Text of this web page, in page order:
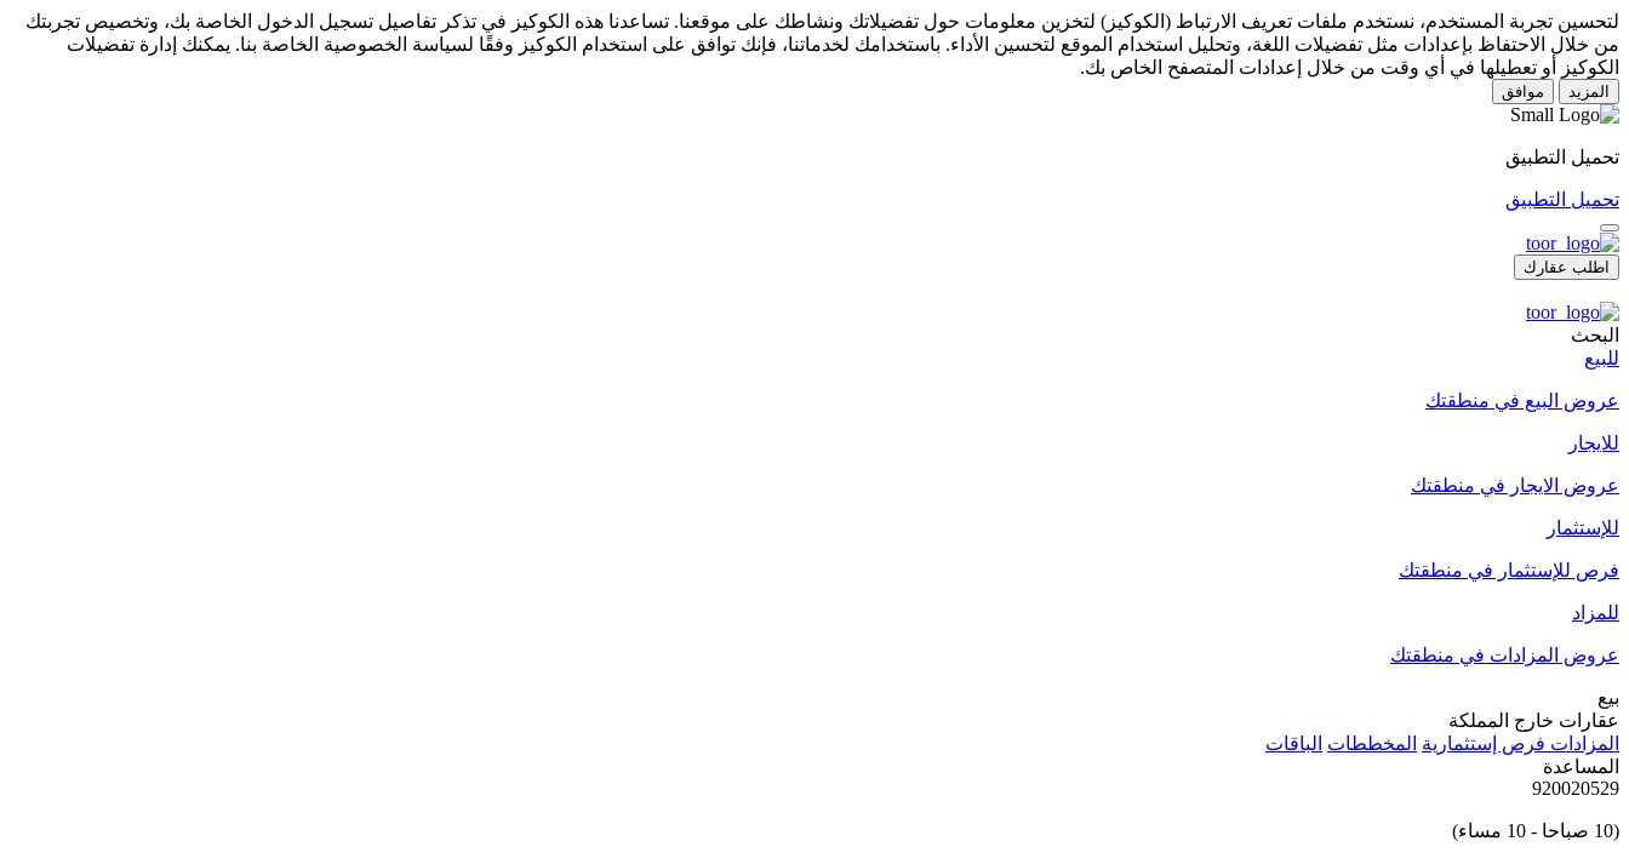
لتحسين تجربة المستخدم، نستخدم ملفات تعريف الارتباط (الكوكيز) لتخزين معلومات حول تفضيلاتك ونشاطك على موقعنا. تساعدنا هذه الكوكيز في تذكر تفاصيل تسجيل الدخول الخاصة بك، وتخصيص تجربتك
من خلال الاحتفاظ بإعدادات مثل تفضيلات اللغة، وتحليل استخدام الموقع لتحسين الأداء. باستخدامك لخدماتنا، فإنك توافق على استخدام الكوكيز وفقًا لسياسة الخصوصية الخاصة بنا. يمكنك إدارة تفضيلات
الكوكيز أو تعطيلها في أي وقت من خلال إعدادات المتصفح الخاص بك.
المزيد موافق
تحميل التطبيق
تحميل التطبيق
اطلب عقارك
البحث
للبيع
عروض البيع في منطقتك
للايجار
عروض الايجار في منطقتك
للإستثمار
فرص للإستثمار في منطقتك
للمزاد
عروض المزادات في منطقتك
بيع
عقارات خارج المملكة
المزادات فرص إستثمارية المخططات الباقات
المساعدة
920020529
(10 صباحا - 10 مساء)